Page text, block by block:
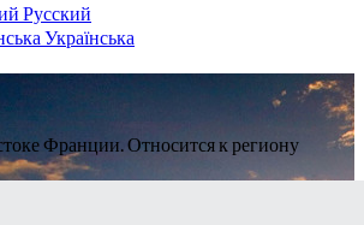
Русский
Українська
Франции. Относится к региону